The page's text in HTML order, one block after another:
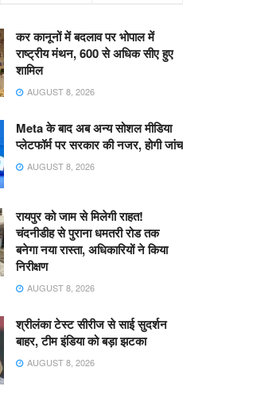
कर कानूनों में बदलाव पर भोपाल में
राष्ट्रीय मंथन, 600 से अधिक सीए हुए
शामिल
AUGUST 8, 2026
Meta के बाद अब अन्य सोशल मीडिया
प्लेटफॉर्म पर सरकार की नजर, होगी जांच
AUGUST 8, 2026
रायपुर को जाम से मिलेगी राहत!
चंदनीडीह से पुराना धमतरी रोड तक
बनेगा नया रास्ता, अधिकारियों ने किया
निरीक्षण
AUGUST 8, 2026
श्रीलंका टेस्ट सीरीज से साई सुदर्शन
बाहर, टीम इंडिया को बड़ा झटका
AUGUST 8, 2026